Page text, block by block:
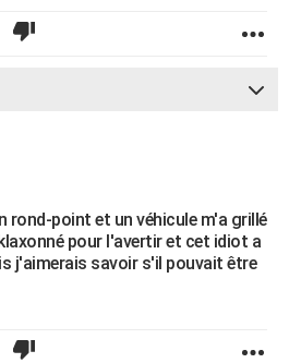
rond-point et un véhicule m'a grillé
pour l'avertir et cet idiot a
j'aimerais savoir s'il pouvait être